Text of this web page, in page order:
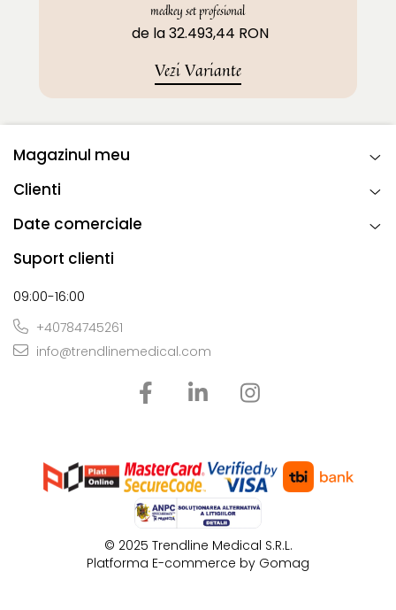
medkey set profesional
de la 32.493,44 RON
Vezi Variante
Magazinul meu
Clienti
Date comerciale
Suport clienti
09:00-16:00
+40784745261
info@trendlinemedical.com
© 2025 Tr​endline Medical S.R.L.
Platforma E-commerce by Gomag